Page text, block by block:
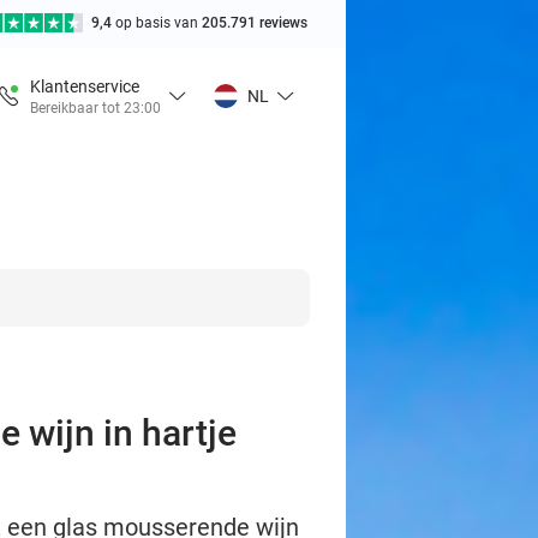
9,4 op basis van 205.791 reviews
Klantenservice
Bereikbaar tot 23:00
NL
wijn in hartje
glas mousserende wijn